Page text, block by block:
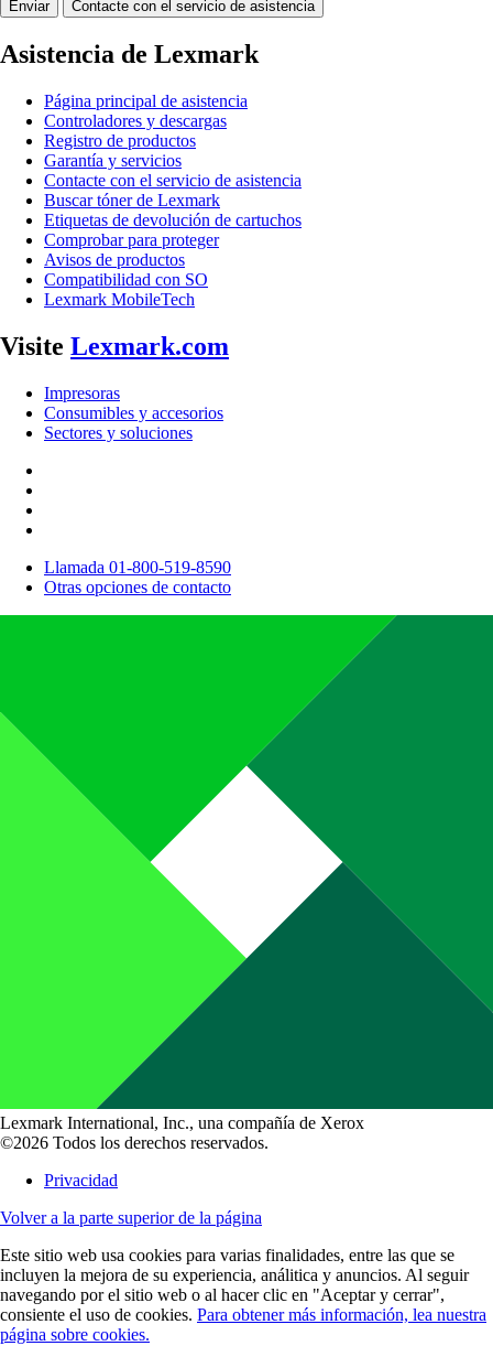
Enviar Contacte con el servicio de asistencia
Asistencia de Lexmark
Página principal de asistencia
Controladores y descargas
Registro de productos
Garantía y servicios
Contacte con el servicio de asistencia
Buscar tóner de Lexmark
Etiquetas de devolución de cartuchos
Comprobar para proteger
Avisos de productos
Compatibilidad con SO
Lexmark MobileTech
Visite Lexmark.com
Impresoras
Consumibles y accesorios
Sectores y soluciones
Llamada 01-800-519-8590
Otras opciones de contacto
Lexmark International, Inc., una compañía de Xerox
©2026 Todos los derechos reservados.
Privacidad
Volver a la parte superior de la página
Este sitio web usa cookies para varias finalidades, entre las que se
incluyen la mejora de su experiencia, análitica y anuncios. Al seguir
navegando por el sitio web o al hacer clic en "Aceptar y cerrar",
consiente el uso de cookies. Para obtener más información, lea nuestra
página sobre cookies.